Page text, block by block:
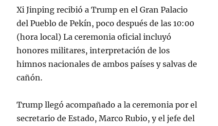
Xi Jinping recibió a Trump en el Gran Palacio
del Pueblo de Pekín, poco después de las 10:00
(hora local) La ceremonia oficial incluyó
honores militares, interpretación de los
himnos nacionales de ambos países y salvas de
cañón.
Trump llegó acompañado a la ceremonia por el
secretario de Estado, Marco Rubio, y el jefe del